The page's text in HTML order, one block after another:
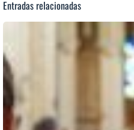
Entradas relacionadas